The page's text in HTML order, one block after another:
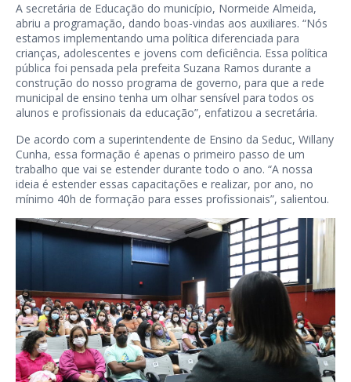
A secretária de Educação do município, Normeide Almeida,
abriu a programação, dando boas-vindas aos auxiliares. “Nós
estamos implementando uma política diferenciada para
crianças, adolescentes e jovens com deficiência. Essa política
pública foi pensada pela prefeita Suzana Ramos durante a
construção do nosso programa de governo, para que a rede
municipal de ensino tenha um olhar sensível para todos os
alunos e profissionais da educação”, enfatizou a secretária.
De acordo com a superintendente de Ensino da Seduc, Willany
Cunha, essa formação é apenas o primeiro passo de um
trabalho que vai se estender durante todo o ano. “A nossa
ideia é estender essas capacitações e realizar, por ano, no
mínimo 40h de formação para esses profissionais”, salientou.